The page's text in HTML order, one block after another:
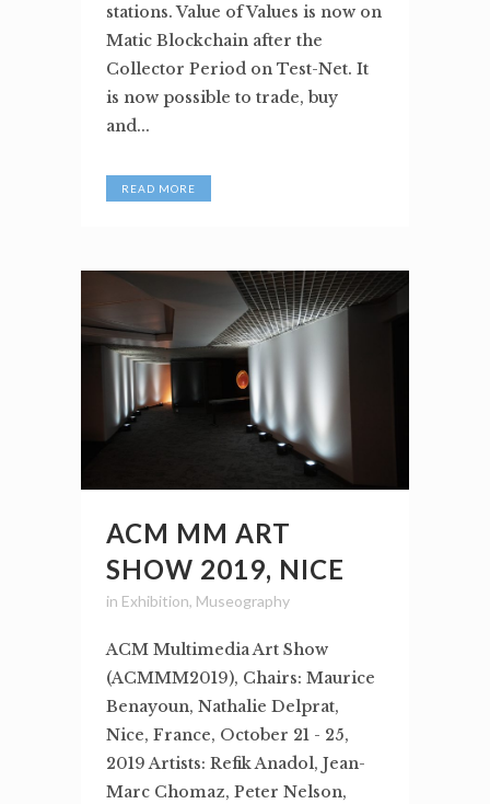
stations. Value of Values is now on
Matic Blockchain after the
Collector Period on Test-Net. It
is now possible to trade, buy
and...
READ MORE
ACM MM ART
SHOW 2019, NICE
in Exhibition, Museography
ACM Multimedia Art Show
(ACMMM2019), Chairs: Maurice
Benayoun, Nathalie Delprat,
Nice, France, October 21 - 25,
2019 Artists: Refik Anadol, Jean-
Marc Chomaz, Peter Nelson,